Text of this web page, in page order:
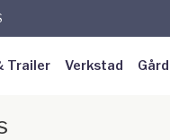
Trailer Verkstad